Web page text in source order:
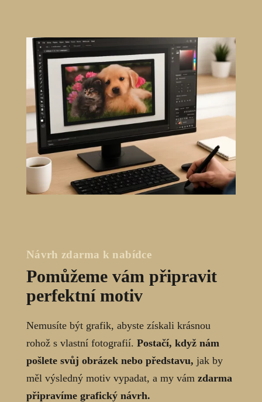
Návrh zdarma k nabídce
Pomůžeme vám připravit
perfektní motiv
Nemusíte být grafik, abyste získali krásnou
rohož s vlastní fotografií. Postačí, když nám
pošlete svůj obrázek nebo představu, jak by
měl výsledný motiv vypadat, a my vám zdarma
připravíme grafický návrh.